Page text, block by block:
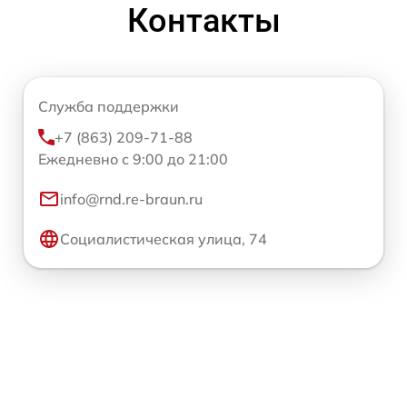
Контакты
Служба поддержки
+7 (863) 209-71-88
Ежедневно с 9:00 до 21:00
info@rnd.re-braun.ru
Социалистическая улица, 74